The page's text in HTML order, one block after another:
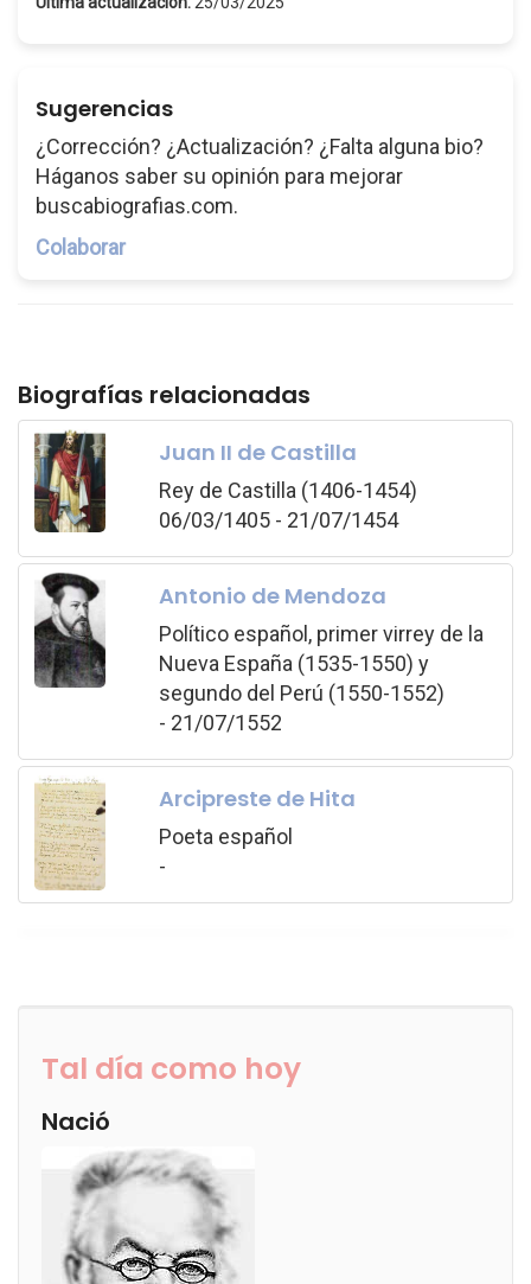
Sugerencias
¿Corrección? ¿Actualización? ¿Falta alguna bio?
Háganos saber su opinión para mejorar
buscabiografias.com.
Colaborar
Biografías relacionadas
Juan II de Castilla
Rey de Castilla (1406-1454)
06/03/1405 - 21/07/1454
Antonio de Mendoza
Político español, primer virrey de la
Nueva España (1535-1550) y
segundo del Perú (1550-1552)
- 21/07/1552
Arcipreste de Hita
Poeta español
-
Tal día como hoy
Nació